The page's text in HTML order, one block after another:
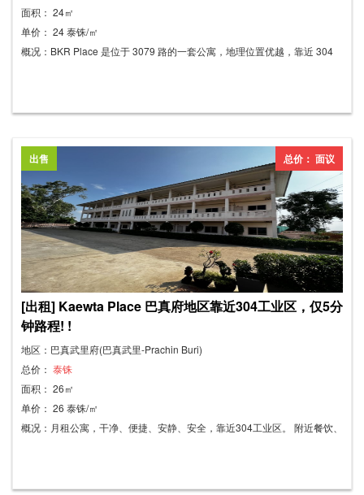
面积： 24㎡
单价： 24 泰铢/㎡
概况：BKR Place 是位于 3079 路的一套公寓，地理位置优越，靠近 304
总价： 面议
出售
[出租] Kaewta Place 巴真府地区靠近304工业区，仅5分
钟路程! !
地区：巴真武里府(巴真武里-Prachin Buri)
总价： 泰铢
面积： 26㎡
单价： 26 泰铢/㎡
概况：月租公寓，干净、便捷、安静、安全，靠近304工业区。 附近餐饮、